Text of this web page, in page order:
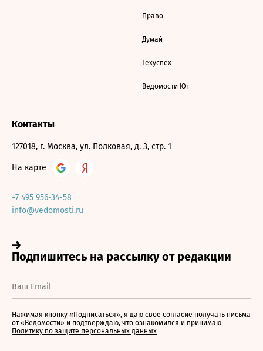
Право
Думай
Техуспех
Ведомости Юг
Контакты
127018, г. Москва, ул. Полковая, д. 3, стр. 1
На карте
+7 495 956-34-58
info@vedomosti.ru
Нажимая кнопку «Подписаться», я даю свое согласие получать письма
от «Ведомости» и подтверждаю, что ознакомился и принимаю
Политику по защите персональных данных